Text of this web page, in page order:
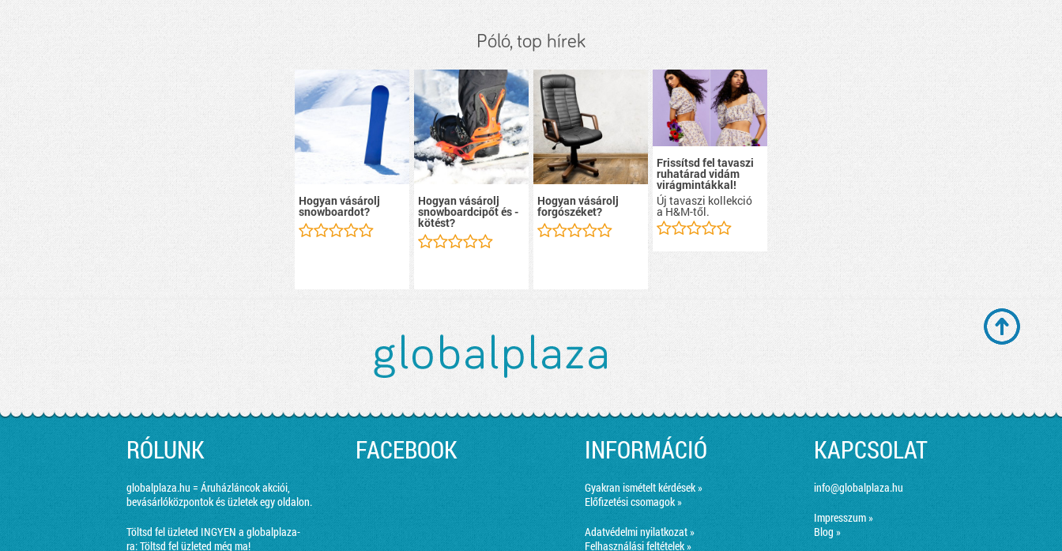
Póló, top hírek
Hogyan vásárolj
snowboardot?
Hogyan vásárolj
snowboardcipőt és -
kötést?
Hogyan vásárolj
forgószéket?
Frissítsd fel tavaszi
ruhatárad vidám
virágmintákkal!
Új tavaszi kollekció
a H&M-től.
RÓLUNK
globalplaza.hu = Áruházláncok akciói,
bevásárlóközpontok és üzletek egy oldalon.
Töltsd fel üzleted INGYEN a globalplaza-
ra:Töltsd fel üzleted még ma!
FACEBOOK INFORMÁCIÓ
Gyakran ismételt kérdések »
Előfizetési csomagok »
Adatvédelmi nyilatkozat »
Felhasználási feltételek »
KAPCSOLAT
info@globalplaza.hu
Impresszum »
Blog »